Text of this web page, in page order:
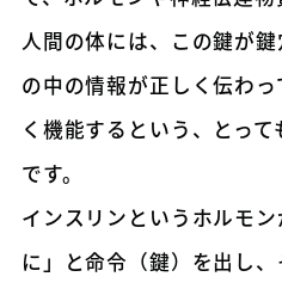
人間の体には、この鍵が
の中の情報が正しく伝わ
く機能するという、とっ
です。
インスリンというホルモ
に」と命令（鍵）を出し